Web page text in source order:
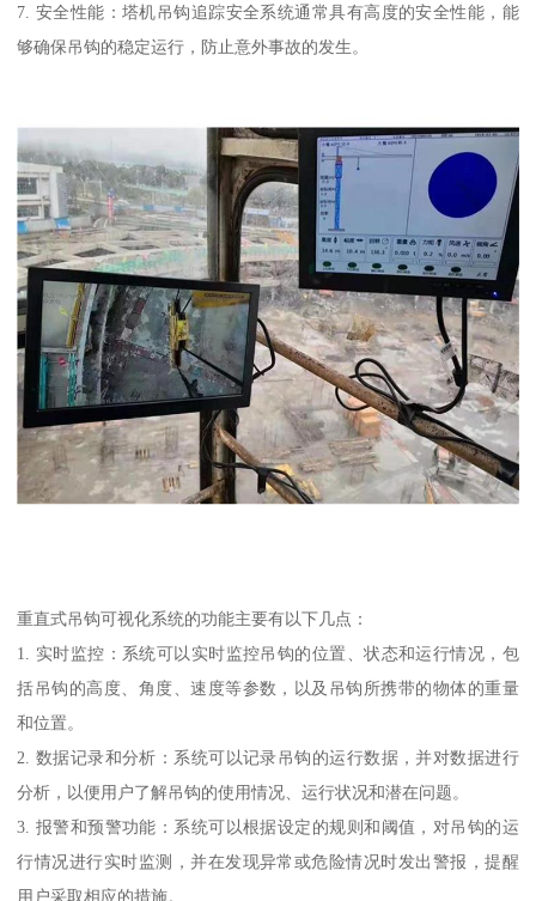
7. 安全性能：塔机吊钩追踪安全系统通常具有高度的安全性能，能
够确保吊钩的稳定运行，防止意外事故的发生。
重直式吊钩可视化系统的功能主要有以下几点：
1. 实时监控：系统可以实时监控吊钩的位置、状态和运行情况，包
括吊钩的高度、角度、速度等参数，以及吊钩所携带的物体的重量
和位置。
2. 数据记录和分析：系统可以记录吊钩的运行数据，并对数据进行
分析，以便用户了解吊钩的使用情况、运行状况和潜在问题。
3. 报警和预警功能：系统可以根据设定的规则和阈值，对吊钩的运
行情况进行实时监测，并在发现异常或危险情况时发出警报，提醒
用户采取相应的措施。